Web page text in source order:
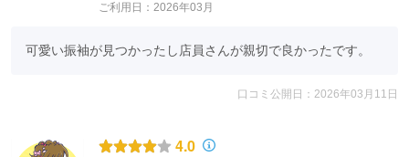
ご利用日：2026年03月
可愛い振袖が見つかったし店員さんが親切で良かったです。
口コミ公開日：2026年03月11日
4.0